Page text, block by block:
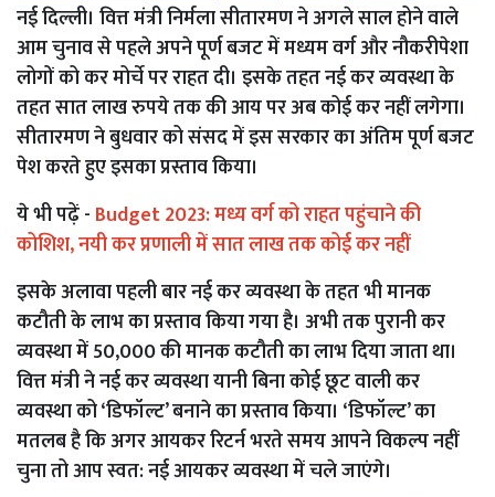
नई दिल्ली। वित्त मंत्री निर्मला सीतारमण ने अगले साल होने वाले
आम चुनाव से पहले अपने पूर्ण बजट में मध्यम वर्ग और नौकरीपेशा
लोगों को कर मोर्चे पर राहत दी। इसके तहत नई कर व्यवस्था के
तहत सात लाख रुपये तक की आय पर अब कोई कर नहीं लगेगा।
सीतारमण ने बुधवार को संसद में इस सरकार का अंतिम पूर्ण बजट
पेश करते हुए इसका प्रस्ताव किया।
ये भी पढ़ें - Budget 2023: मध्य वर्ग को राहत पहुंचाने की
कोशिश, नयी कर प्रणाली में सात लाख तक कोई कर नहीं
इसके अलावा पहली बार नई कर व्यवस्था के तहत भी मानक
कटौती के लाभ का प्रस्ताव किया गया है। अभी तक पुरानी कर
व्यवस्था में 50,000 की मानक कटौती का लाभ दिया जाता था।
वित्त मंत्री ने नई कर व्यवस्था यानी बिना कोई छूट वाली कर
व्यवस्था को ‘डिफॉल्ट’ बनाने का प्रस्ताव किया। ‘डिफॉल्ट’ का
मतलब है कि अगर आयकर रिटर्न भरते समय आपने विकल्प नहीं
चुना तो आप स्वत: नई आयकर व्यवस्था में चले जाएंगे।